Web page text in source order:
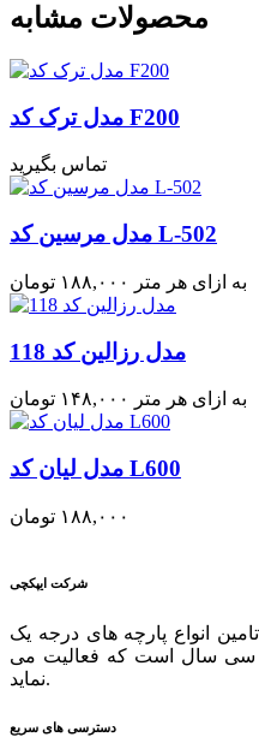
محصولات مشابه
مدل ترک کد F200
تماس بگیرید
مدل مرسین کد L-502
۱۸۸,۰۰۰ تومان به ازای هر متر
مدل رزالین کد 118
۱۴۸,۰۰۰ تومان به ازای هر متر
مدل لیان کد L600
۱۸۸,۰۰۰ تومان
شرکت ایپکچی
انواع پارچه های درجه یک
سی سال است که فعالیت می
نماید.
دسترسی های سریع